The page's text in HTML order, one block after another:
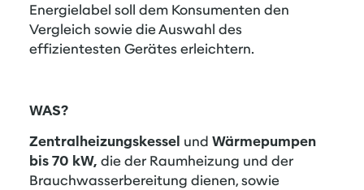
Energielabel soll dem Konsumenten den
Vergleich sowie die Auswahl des
effizientesten Gerätes erleichtern.
WAS?
Zentralheizungskessel und Wärmepumpen
bis 70 kW, die der Raumheizung und der
Brauchwasserbereitung dienen, sowie